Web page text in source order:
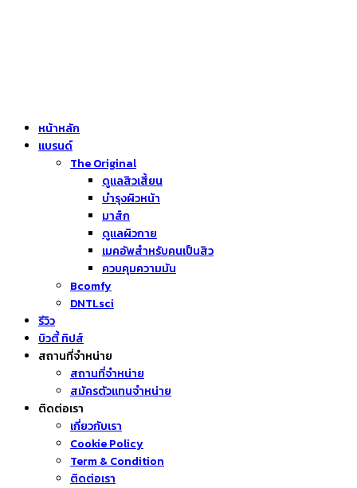
หน้าหลัก
แบรนด์
The Original
ดูแลสิวเสี้ยน
บำรุงผิวหน้า
มาส์ก
ดูแลผิวกาย
เมคอัพสำหรับคนเป็นสิว
ควบคุมความมัน
Bcomfy
DNTLsci
รีวิว
บิวตี้ ทิปส์
สถานที่จำหน่าย
สถานที่จำหน่าย
สมัครตัวแทนจำหน่าย
ติดต่อเรา
เกี่ยวกับเรา
Cookie Policy
Term & Condition
ติดต่อเรา